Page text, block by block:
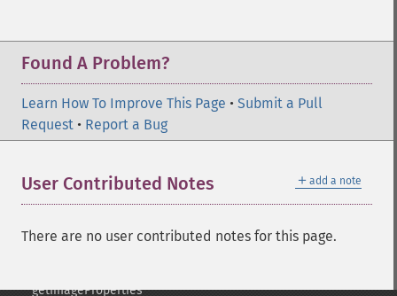
Found A Problem?
Learn How To Improve This Page • Submit a Pull
Request • Report a Bug
＋ add a note
User Contributed Notes
There are no user contributed notes for this page.
getImageHistogram
getImageInterpolateMethod
getImageIterations
getImageLength
getImageOrientation
getImagePage
getImageProperties